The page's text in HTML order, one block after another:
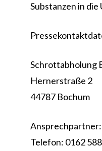
Substanzen in
Schrottabholung
Hernerstraße 2
44787 Bochum
Ansprechpartner:
Telefon: 0162